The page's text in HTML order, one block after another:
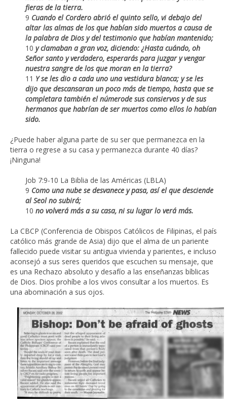
fieras de la tierra.
9 Cuando el Cordero abrió el quinto sello, vi debajo del
altar las almas de los que habían sido muertos a causa de
la palabra de Dios y del testimonio que habían mantenido;
10 y clamaban a gran voz, diciendo: ¿Hasta cuándo, oh
Señor santo y verdadero, esperarás para juzgar y vengar
nuestra sangre de los que moran en la tierra?
11 Y se les dio a cada uno una vestidura blanca; y se les
dijo que descansaran un poco más de tiempo, hasta que se
completara también el númerode sus consiervos y de sus
hermanos que habrían de ser muertos como ellos lo habían
sido.
¿Puede haber alguna parte de su ser que permanezca en la
tierra o regrese a su casa y permanezca durante 40 días?
¡Ninguna!
Job 7:9-10 La Biblia de las Américas (LBLA)
9 Como una nube se desvanece y pasa, así el que desciende
al Seol no subirá;
10 no volverá más a su casa, ni su lugar lo verá más.
La CBCP (Conferencia de Obispos Católicos de Filipinas, el país
católico más grande de Asia) dijo que el alma de un pariente
fallecido puede visitar su antigua vivienda y parientes, e incluso
aconsejó a sus seres queridos que escuchen su mensaje, que
es una Rechazo absoluto y desafío a las enseñanzas bíblicas
de Dios. Dios prohíbe a los vivos consultar a los muertos. Es
una abominación a sus ojos.